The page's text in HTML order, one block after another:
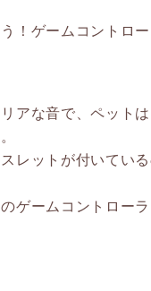
！ゲームコントロ
アな音で、ペット
レットが付いてい
ゲームコントロー